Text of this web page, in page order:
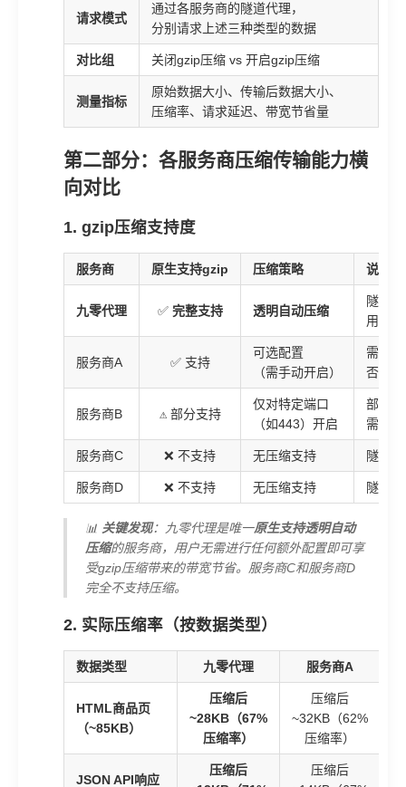
请求模式
通过各服务商的隧道代理，
分别请求上述三种类型的数据
对比组 关闭gzip压缩 vs 开启gzip压缩
测量指标
原始数据大小、传输后数据大小、
压缩率、请求延迟、带宽节省量
第二部分：各服务商压缩传输能力横
向对比
1. gzip压缩支持度
服务商 原生支持gzip 压缩策略 说明
九零代理 ✅ 完整支持 透明自动压缩
隧道
用户
服务商A ✅ 支持
可选配置
（需手动开启）
需要
否则
服务商B ⚠️ 部分支持
仅对特定端口
（如443）开启
部分
需要
服务商C ❌ 不支持 无压缩支持 隧道
服务商D ❌ 不支持 无压缩支持 隧道
📊 关键发现：九零代理是唯一原生支持透明自动
压缩的服务商，用户无需进行任何额外配置即可享
受gzip压缩带来的带宽节省。服务商C和服务商D
完全不支持压缩。
2. 实际压缩率（按数据类型）
数据类型 九零代理 服务商A
HTML商品页
（~85KB）
压缩后
~28KB（67%
压缩率）
压缩后
~32KB（62%
压缩率）
JSON API响应
压缩后
压缩后